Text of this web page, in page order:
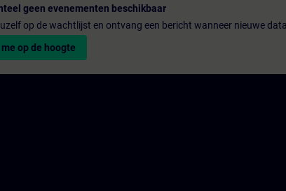
geen evenementen beschikbaar
op de wachtlijst en ontvang een bericht wanneer nieuwe
me op de hoogte